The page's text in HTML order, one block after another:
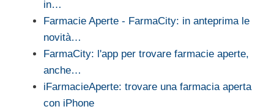
in…
Farmacie Aperte - FarmaCity: in anteprima le
novità…
FarmaCity: l'app per trovare farmacie aperte,
anche…
iFarmacieAperte: trovare una farmacia aperta
con iPhone